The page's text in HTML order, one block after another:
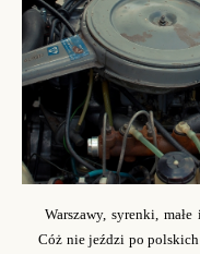
Warszawy, syrenki,
Cóż nie jeździ po